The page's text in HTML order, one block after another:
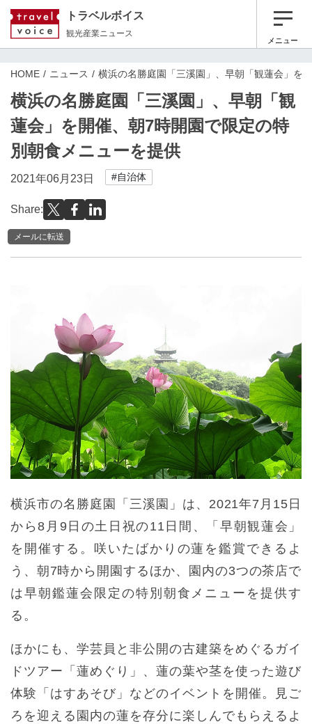
トラベルボイス
観光産業ニュース
メニュー
HOME ニュース 横浜の名勝庭園「三溪園」、早朝「観蓮会」を
横浜の名勝庭園「三溪園」、早朝「観
蓮会」を開催、朝7時開園で限定の特
別朝食メニューを提供
2021年06月23日 #自治体
Share:
メールに転送
横浜市の名勝庭園「三溪園」は、2021年7月15日
から8月9日の土日祝の11日間、「早朝観蓮会」
を開催する。咲いたばかりの蓮を鑑賞できるよ
う、朝7時から開園するほか、園内の3つの茶店で
は早朝鑑蓮会限定の特別朝食メニューを提供す
る。
ほかにも、学芸員と非公開の古建築をめぐるガイ
ドツアー「蓮めぐり」、蓮の葉や茎を使った遊び
体験「はすあそび」などのイベントを開催。見ご
ろを迎える園内の蓮を存分に楽しんでもらえるよ